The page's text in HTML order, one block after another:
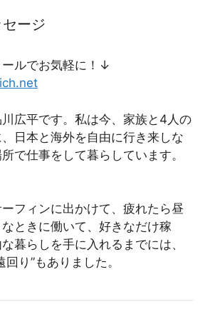
ージ
ールでお気軽に！↓
広平です。私は今、家族と4人の
日本と海外を自由に行き来しな
で仕事をして暮らしています。
フィンに出かけて、疲れたら昼
ときに働いて、好きなだけ稼
暮らしを手に入れるまでには、
り”もありました。